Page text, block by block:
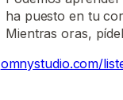
ha puesto en tu
Mientras oras,
omnystudio.com/